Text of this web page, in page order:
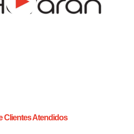
Clientes Atendidos